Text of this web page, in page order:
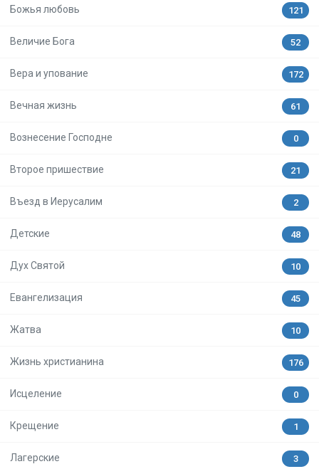
Божья любовь 121
Величие Бога 52
Вера и упование 172
Вечная жизнь 61
Вознесение Господне 0
Второе пришествие 21
Въезд в Иерусалим 2
Детские 48
Дух Святой 10
Евангелизация 45
Жатва 10
Жизнь христианина 176
Исцеление 0
Крещение 1
Лагерские 3